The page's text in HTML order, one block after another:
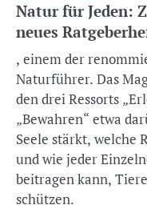
Natur für Jeden:
neues
, einem der
Naturführer. Das
den drei Ressorts
„Bewahren“ etwa
Seele stärkt, welche
und wie jeder
beitragen kann,
schützen.